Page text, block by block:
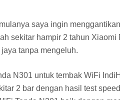
saya ingin
sekitar hampir 2 tahun Xiaomi
tanpa mengeluh.
N301 untuk tembak WiFi
2 bar dengan hasil test